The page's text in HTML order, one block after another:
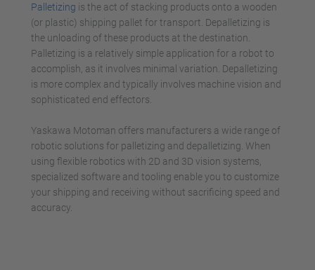
Palletizing is the act of stacking products onto a wooden
(or plastic) shipping pallet for transport. Depalletizing is
the unloading of these products at the destination.
Palletizing is a relatively simple application for a robot to
accomplish, as it involves minimal variation. Depalletizing
is more complex and typically involves machine vision and
sophisticated end effectors.
Yaskawa Motoman offers manufacturers a wide range of
robotic solutions for palletizing and depalletizing. When
using flexible robotics with 2D and 3D vision systems,
specialized software and tooling enable you to customize
your shipping and receiving without sacrificing speed and
accuracy.